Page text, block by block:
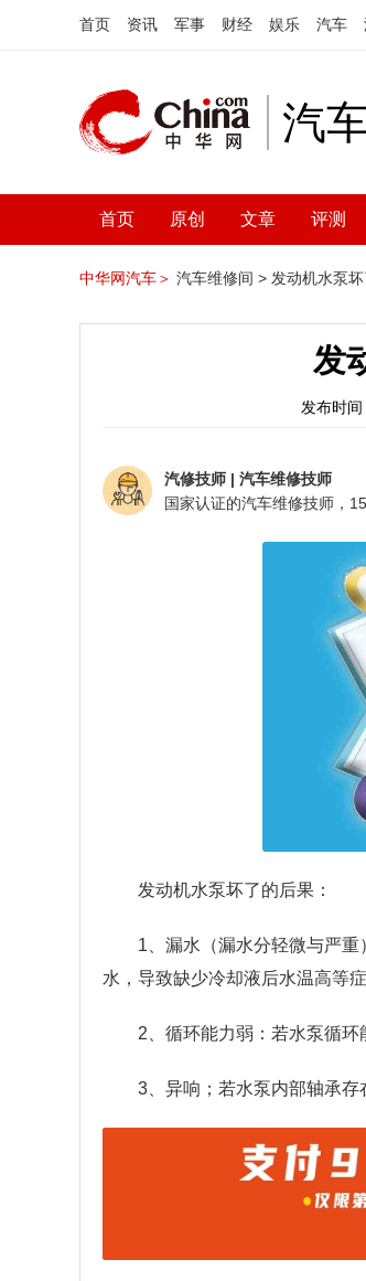
首页 资讯 军事 财经 娱乐 汽车
汽
首页 原创 文章 评测
中华网汽车＞ 汽车维修间 > 发动机水泵
发
发布时
汽修技师 | 汽车维修技师
发动机水泵坏了的后果：
1、漏水（漏水分轻微与严
水，导致缺少冷却液后水温高等
2、循环能力弱：若水泵循环
3、异响；若水泵内部轴承存